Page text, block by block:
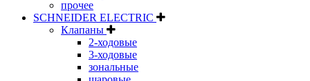
прочее
SCHNEIDER ELECTRIC
Клапаны
2-ходовые
3-ходовые
зональные